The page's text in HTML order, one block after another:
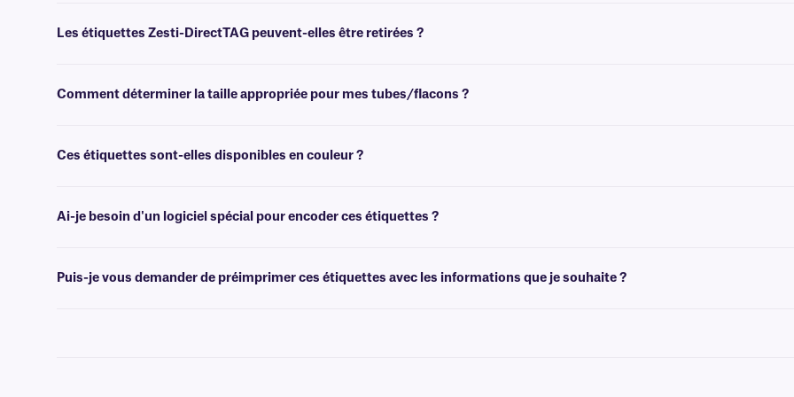
Les étiquettes Zesti-DirectTAG peuvent-elles être retirées ?
Comment déterminer la taille appropriée pour mes tubes/flacons ?
Ces étiquettes sont-elles disponibles en couleur ?
Ai-je besoin d'un logiciel spécial pour encoder ces étiquettes ?
Puis-je vous demander de préimprimer ces étiquettes avec les informations que je souhaite ?